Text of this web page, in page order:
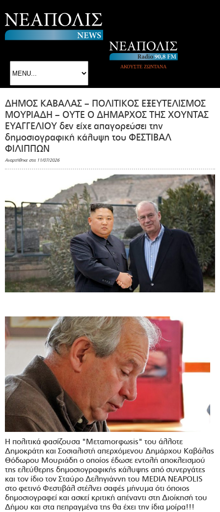
ΑΚΟΥΣΤΕ ΖΩΝΤΑΝΑ
ΔΗΜΟΣ ΚΑΒΑΛΑΣ – ΠΟΛΙΤΙΚΟΣ ΕΞΕΥΤΕΛΙΣΜΟΣ
ΜΟΥΡΙΑΔΗ – ΟΥΤΕ Ο ΔΗΜΑΡΧΟΣ ΤΗΣ ΧΟΥΝΤΑΣ
ΕΥΑΓΓΕΛΙΟΥ δεν είχε απαγορεύσει την
δημοσιογραφική κάλυψη του ΦΕΣΤΙΒΑΛ
ΦΙΛΙΠΠΩΝ
Αναρτήθηκε στις 11/07/2026
Η πολιτικά φασίζουσα "Μεταmorφωsis" του άλλοτε
Δημοκράτη και Σοσιαλιστή απερχόμενου Δημάρχου Καβάλας
Θόδωρου Μουριάδη ο οποίος έδωσε εντολή αποκλεισμού
της ελεύθερης δημοσιογραφικής κάλυψης από συνεργάτες
και τον ίδιο τον Σταύρο Δεληγιάννη του MEDIA NEAPOLIS
στο φετινό Φεστιβάλ στέλνει σαφές μήνυμα ότι όποιος
δημοσιογραφεί και ασκεί κριτική απέναντι στη Διοίκησή του
Δήμου και στα πεπραγμένα της θα έχει την ίδια μοίρα!!!